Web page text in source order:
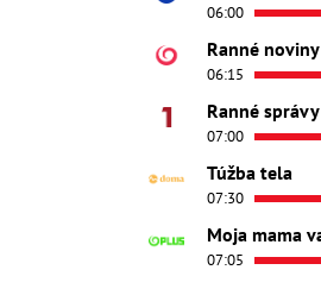
06:00
Ranné noviny
06:15
Ranné správy
07:00
Túžba tela
07:30
07:05